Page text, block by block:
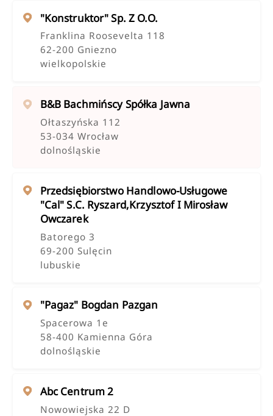
"konstruktor" Sp. Z O.o.
Franklina Roosevelta 118
62-200 Gniezno
wielkopolskie
B&b Bachmińscy Spółka Jawna
Ołtaszyńska 112
53-034 Wrocław
dolnośląskie
Przedsiębiorstwo Handlowo-Usługowe
"cal" S.c. Ryszard,krzysztof I Mirosław
Owczarek
Batorego 3
69-200 Sulęcin
lubuskie
"pagaz" Bogdan Pazgan
Spacerowa 1e
58-400 Kamienna Góra
dolnośląskie
Abc Centrum 2
Nowowiejska 22 D